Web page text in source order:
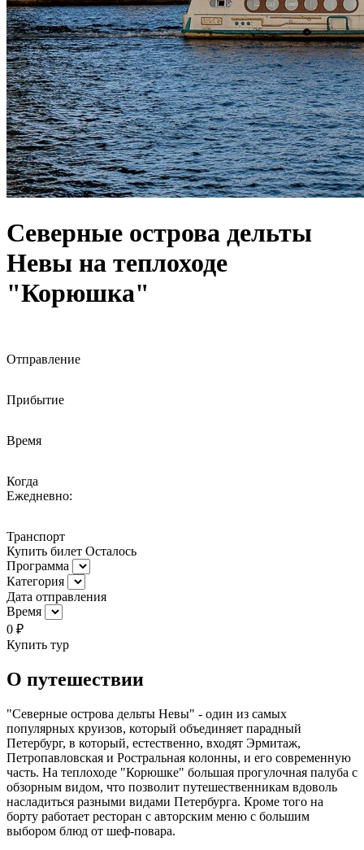
Северные острова дельты
Невы на теплоходе
"Корюшка"
Отправление
Прибытие
Время
Когда
Ежедневно:
Транспорт
Купить билет Осталось
Программа
Категория
Дата отправления
Время
0 ₽
Купить тур
О путешествии
"Северные острова дельты Невы" - один из самых
популярных круизов, который объединяет парадный
Петербург, в который, естественно, входят Эрмитаж,
Петропавловская и Ростральная колонны, и его современную
часть. На теплоходе "Корюшке" большая прогулочная палуба с
обзорным видом, что позволит путешественникам вдоволь
насладиться разными видами Петербурга. Кроме того на
борту работает ресторан с авторским меню с большим
выбором блюд от шеф-повара.